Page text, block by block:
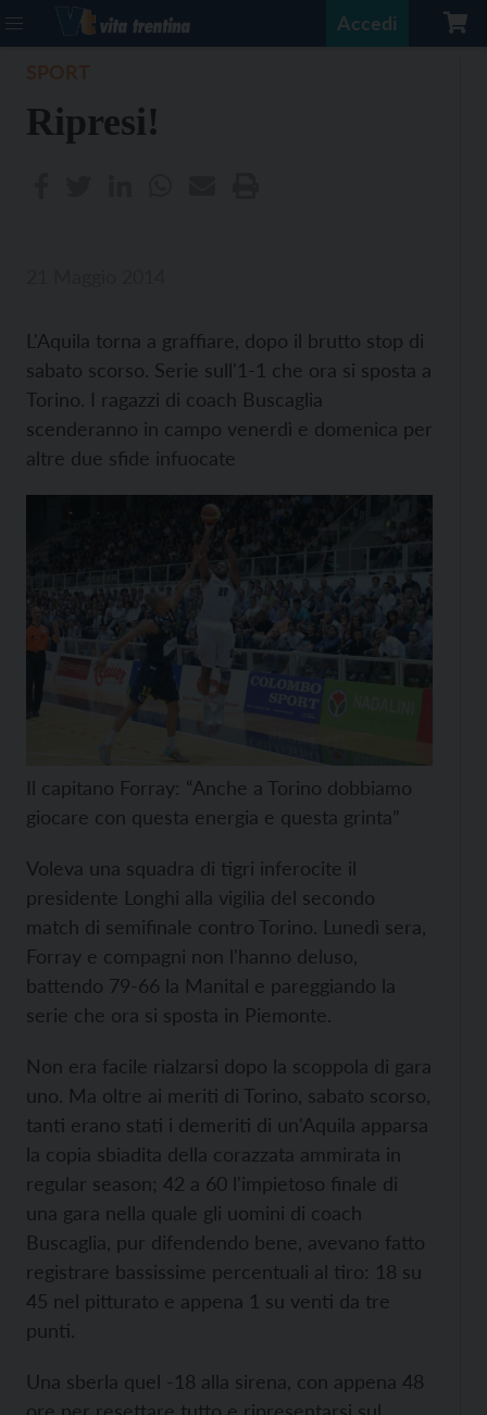
Accedi
Ripresi!
L'Aquila torna a graffiare, dopo il brutto stop di
sabato scorso. Serie sull'1-1 che ora si sposta a
Torino. I ragazzi di coach Buscaglia
scenderanno in campo venerdì e domenica per
altre due sfide infuocate
Il capitano Forray: “Anche a Torino dobbiamo
giocare con questa energia e questa grinta”
Voleva una squadra di tigri inferocite il
presidente Longhi alla vigilia del secondo
match di semifinale contro Torino. Lunedì sera,
Forray e compagni non l'hanno deluso,
battendo 79-66 la Manital e pareggiando la
serie che ora si sposta in Piemonte.
Non era facile rialzarsi dopo la scoppola di gara
uno. Ma oltre ai meriti di Torino, sabato scorso,
tanti erano stati i demeriti di un'Aquila apparsa
la copia sbiadita della corazzata ammirata in
regular season; 42 a 60 l'impietoso finale di
una gara nella quale gli uomini di coach
Buscaglia, pur difendendo bene, avevano fatto
registrare bassissime percentuali al tiro: 18 su
45 nel pitturato e appena 1 su venti da tre
punti.
Una sberla quel -18 alla sirena, con appena 48